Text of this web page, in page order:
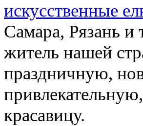
искусственные
Самара, Рязань и
житель нашей
праздничную,
красавицу.